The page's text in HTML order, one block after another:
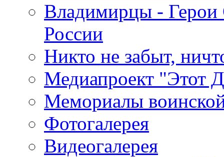
Владимирцы - Герои
России
Никто не забыт,
Медиапроект "Этот
Мемориалы
Фотогалерея
Видеогалерея